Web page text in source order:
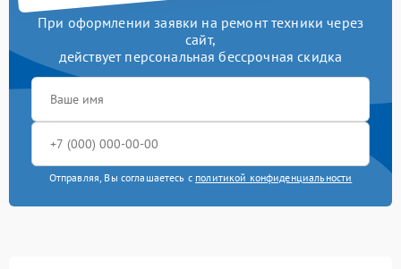
При оформлении заявки на ремонт техники через
сайт,
действует персональная бессрочная скидка
Отправляя, Вы соглашаетесь с политикой конфиденциальности